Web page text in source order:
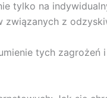
tylko na
związanych z
tych